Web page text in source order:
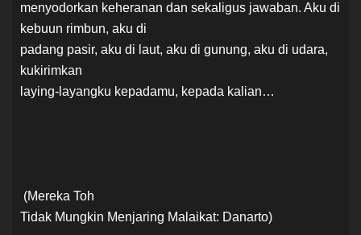
menyodorkan keheranan dan sekaligus jawaban. Aku di
kebuun rimbun, aku di
padang pasir, aku di laut, aku di gunung, aku di udara,
kukirimkan
laying-layangku kepadamu, kepada kalian…
(Mereka Toh
Tidak Mungkin Menjaring Malaikat: Danarto)